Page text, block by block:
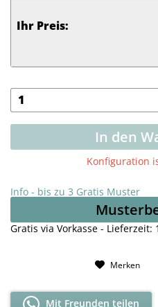
Ihr Preis:
In den
Konfiguration
Info - bis zu 3 Gratis Muster
Gratis via Vorkasse - Lieferzeit:
Merken
Mit Freunden teilen